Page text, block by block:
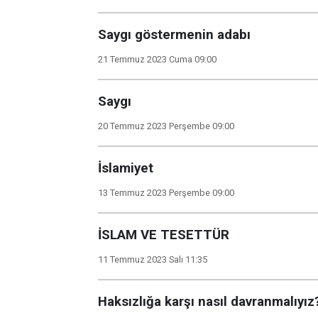
Saygı göstermenin adabı
21 Temmuz 2023 Cuma 09:00
Saygı
20 Temmuz 2023 Perşembe 09:00
İslamiyet
13 Temmuz 2023 Perşembe 09:00
İSLAM VE TESETTÜR
11 Temmuz 2023 Salı 11:35
Haksızlığa karşı nasıl